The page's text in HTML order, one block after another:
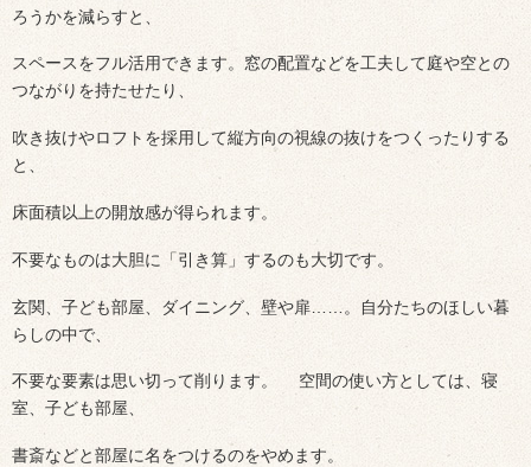
ろうかを減らすと、
スペースをフル活用できます。窓の配置などを工夫して庭や空との
つながりを持たせたり、
吹き抜けやロフトを採用して縦方向の視線の抜けをつくったりする
と、
床面積以上の開放感が得られます。
不要なものは大胆に「引き算」するのも大切です。
玄関、子ども部屋、ダイニング、壁や扉……。自分たちのほしい暮
らしの中で、
不要な要素は思い切って削ります。 空間の使い方としては、寝
室、子ども部屋、
書斎などと部屋に名をつけるのをやめます。